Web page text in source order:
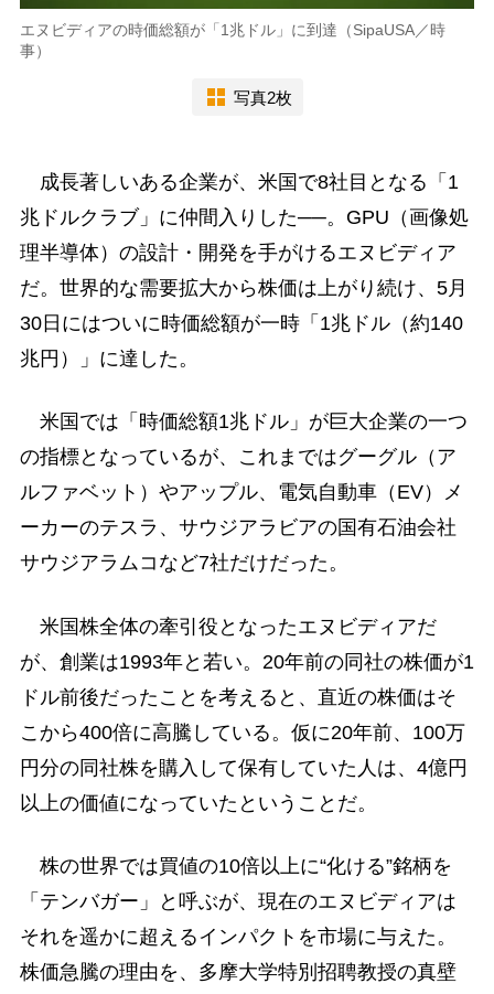
エヌビディアの時価総額が「1兆ドル」に到達（SipaUSA／時
事）
写真2枚
成長著しいある企業が、米国で8社目となる「1
兆ドルクラブ」に仲間入りした──。GPU（画像処
理半導体）の設計・開発を手がけるエヌビディア
だ。世界的な需要拡大から株価は上がり続け、5月
30日にはついに時価総額が一時「1兆ドル（約140
兆円）」に達した。
米国では「時価総額1兆ドル」が巨大企業の一つ
の指標となっているが、これまではグーグル（ア
ルファベット）やアップル、電気自動車（EV）メ
ーカーのテスラ、サウジアラビアの国有石油会社
サウジアラムコなど7社だけだった。
米国株全体の牽引役となったエヌビディアだ
が、創業は1993年と若い。20年前の同社の株価が1
ドル前後だったことを考えると、直近の株価はそ
こから400倍に高騰している。仮に20年前、100万
円分の同社株を購入して保有していた人は、4億円
以上の価値になっていたということだ。
株の世界では買値の10倍以上に“化ける”銘柄を
「テンバガー」と呼ぶが、現在のエヌビディアは
それを遥かに超えるインパクトを市場に与えた。
株価急騰の理由を、多摩大学特別招聘教授の真壁